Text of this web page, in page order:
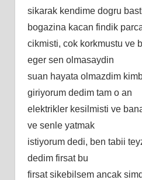
sikarak kendime dogru
bogazina kacan findik
cikmisti, cok korkmustu ve
eger sen olmasaydin
suan hayata olmazdim
giriyorum dedim tam o an
elektrikler kesilmisti ve
ve senle yatmak
istiyorum dedi, ben tabii
dedim firsat bu
firsat sikebilsem ancak